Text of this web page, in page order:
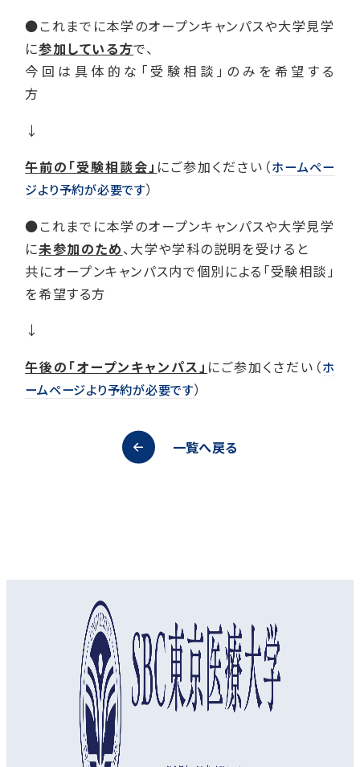
●これまでに本学のオープンキャンパスや大学見学
に参加している方で、
今回は具体的な「受験相談」のみを希望する
方
↓
午前の「受験相談会」 にご参加ください（ホームペー
ジより予約が必要です）
●これまでに本学のオープンキャンパスや大学見学
に未参加のため、大学や学科の説明を受けると
共にオープンキャンパス内で個別による「受験相談」
を希望する方
↓
午後の「オープンキャンパス」 にご参加くさだい（ホ
ームページより予約が必要です）
一覧へ戻る